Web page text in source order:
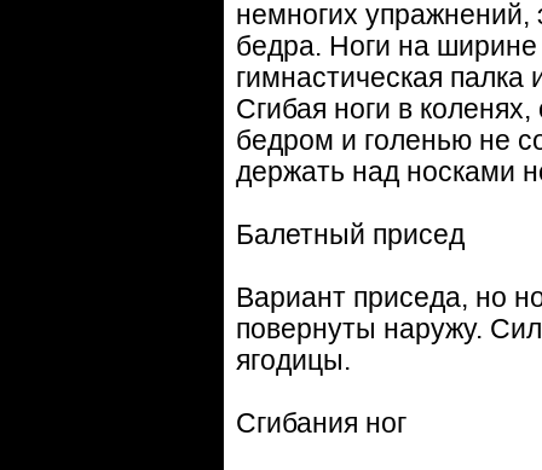
немногих
бедра. Ноги на
гимнастическая
Сгибая ноги в
бедром и голенью не
держать над носками
Балетный присед
Вариант приседа, но
повернуты наружу.
ягодицы.
Сгибания ног